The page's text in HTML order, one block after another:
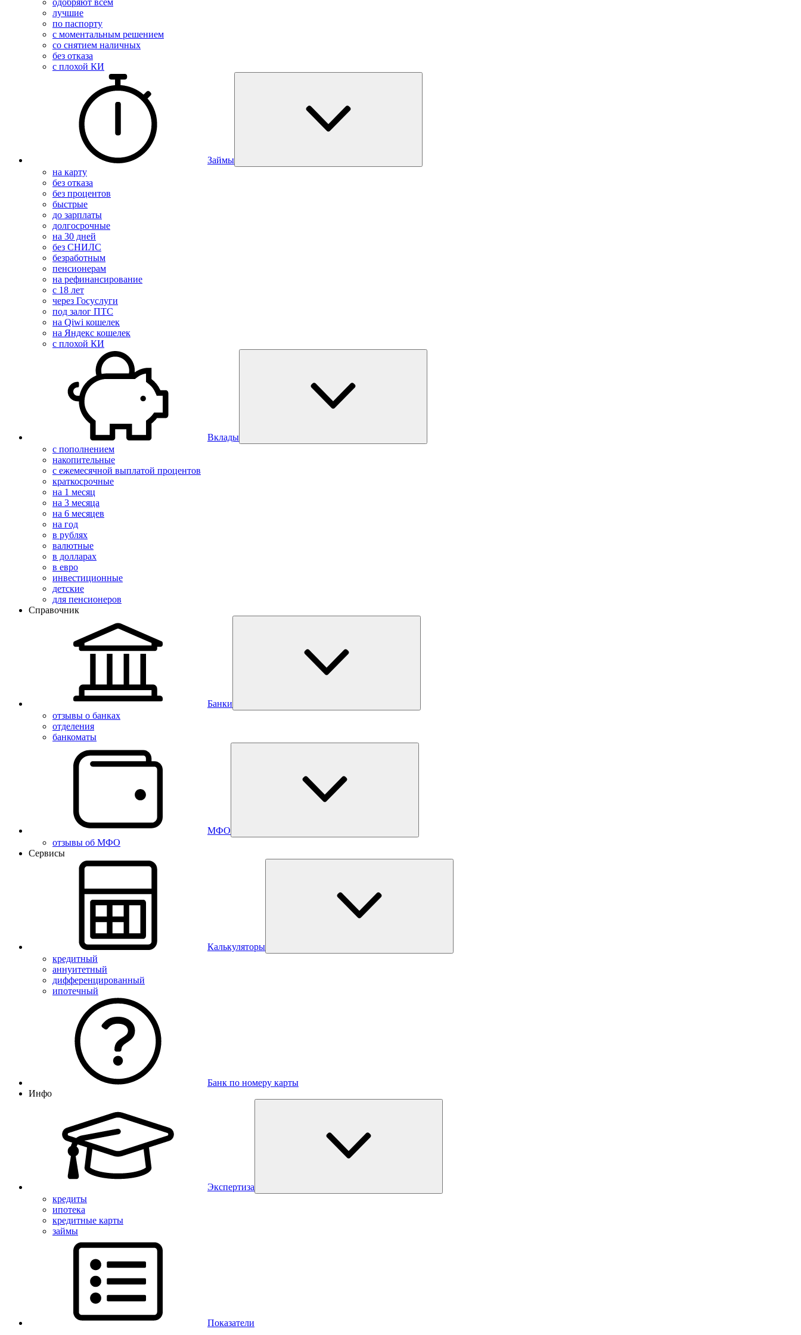
одобряют всем
лучшие
по паспорту
с моментальным решением
со снятием наличных
без отказа
с плохой КИ
Займы
на карту
без отказа
без процентов
быстрые
до зарплаты
долгосрочные
на 30 дней
без СНИЛС
безработным
пенсионерам
на рефинансирование
с 18 лет
через Госуслуги
под залог ПТС
на Qiwi кошелек
на Яндекс кошелек
с плохой КИ
Вклады
с пополнением
накопительные
с ежемесячной выплатой процентов
краткосрочные
на 1 месяц
на 3 месяца
на 6 месяцев
на год
в рублях
валютные
в долларах
в евро
инвестиционные
детские
для пенсионеров
Справочник
Банки
отзывы о банках
отделения
банкоматы
МФО
отзывы об МФО
Сервисы
Калькуляторы
кредитный
аннуитетный
дифференцированный
ипотечный
Банк по номеру карты
Инфо
Экспертиза
кредиты
ипотека
кредитные карты
займы
Показатели